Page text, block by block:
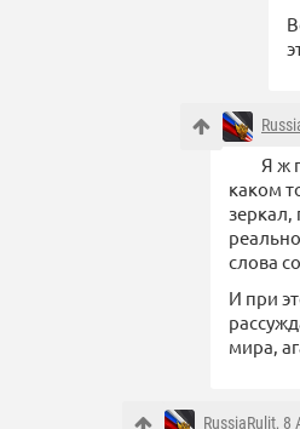
Я ж
каком
зеркал,
слова
И при
мира,
RussiaRulit, 8